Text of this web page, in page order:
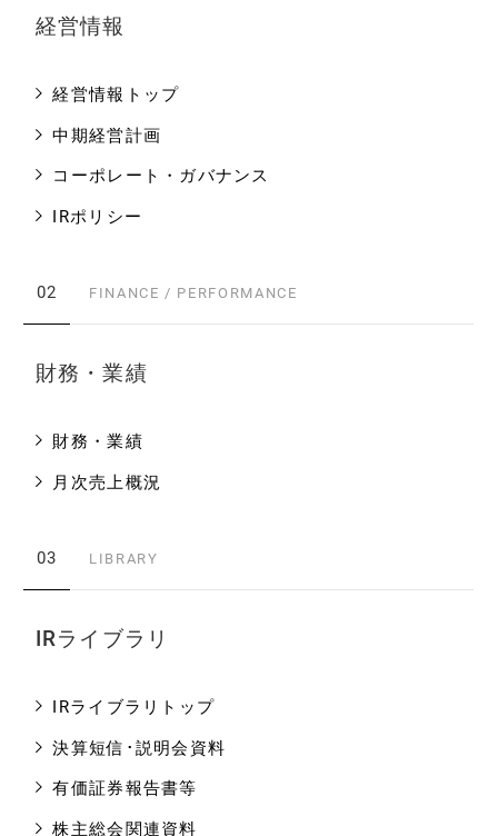
経営情報
経営情報トップ
中期経営計画
コーポレート・ガバナンス
IRポリシー
02 FINANCE / PERFORMANCE
財務・業績
財務・業績
月次売上概況
03 LIBRARY
IRライブラリ
IRライブラリトップ
決算短信･説明会資料
有価証券報告書等
株主総会関連資料